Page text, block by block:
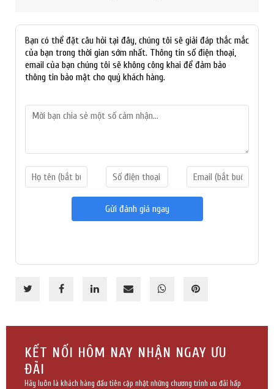
Bạn có thể đặt câu hỏi tại đây, chúng tôi sẽ giải đáp thắc mắc
của bạn trong thời gian sớm nhất. Thông tin số điện thoại,
email của bạn chúng tôi sẽ không công khai để đảm bảo
thông tin bảo mật cho quý khách hàng.
Gửi đánh giá ngay
KẾT NỐI HÔM NAY NHẬN NGAY ƯU
ĐÃI
Hãy luôn là khách hàng đầu tiên cập nhật những chương trình ưu đãi hấp